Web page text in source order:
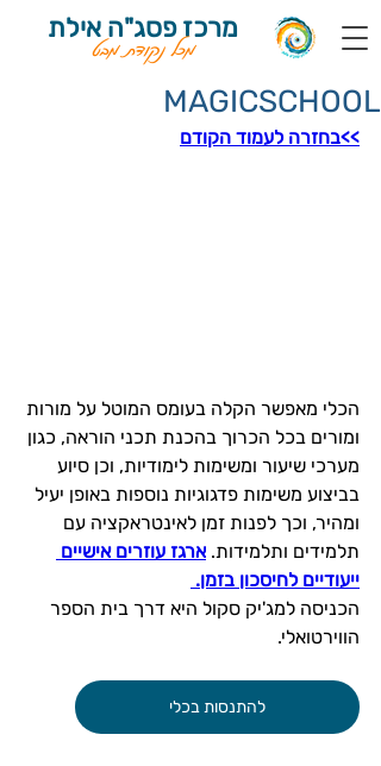
מרכז פסג"ה אילת
מכל נקודת מבט
MAGICSCHOOL
>>בחזרה לעמוד הקודם
הכלי מאפשר הקלה בעומס המוטל על מורות
ומורים בכל הכרוך בהכנת תכני הוראה, כגון
מערכי שיעור ומשימות לימודיות, וכן סיוע
בביצוע משימות פדגוגיות נוספות באופן יעיל
ומהיר, וכך לפנות זמן לאינטראקציה עם
תלמידים ותלמידות. ארגז עוזרים אישיים
ייעודיים לחיסכון בזמן.
הכניסה למג'יק סקול היא דרך בית הספר
הווירטואלי.
להתנסות בכלי